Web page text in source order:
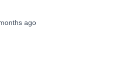
ago